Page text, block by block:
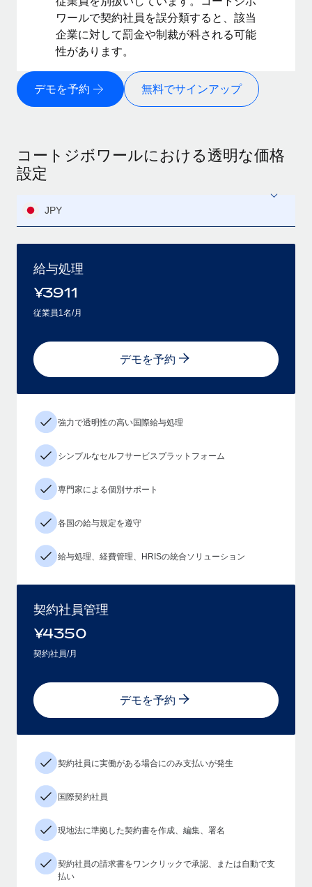
ワールで契約社員を誤分類すると、該当
企業に対して罰金や制裁が科される可能
性があります。
デモを予約 無料でサインアップ
コートジボワールにおける透明な価格
設定
JPY
給与処理
¥3911
従業員1名/月
デモを予約
強力で透明性の高い国際給与処理
シンプルなセルフサービスプラットフォーム
専門家による個別サポート
各国の給与規定を遵守
給与処理、経費管理、HRISの統合ソリューション
契約社員管理
¥4350
契約社員/月
デモを予約
契約社員に実働がある場合にのみ支払いが発生
国際契約社員
現地法に準拠した契約書を作成、編集、署名
契約社員の請求書をワンクリックで承認、または自動で支
払い